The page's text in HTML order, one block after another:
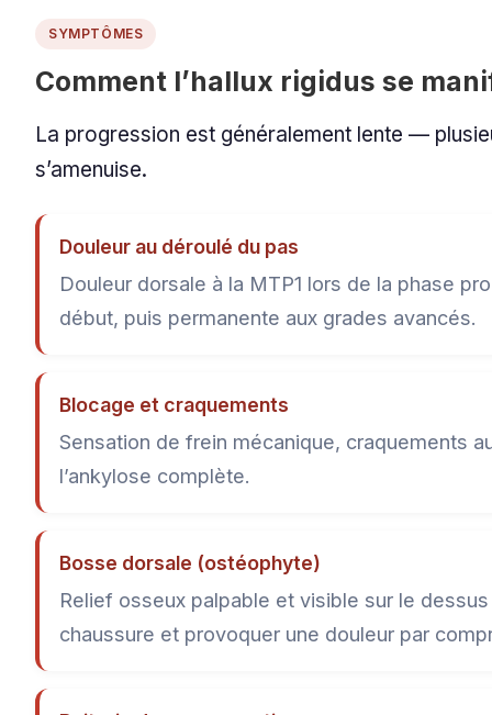
SYMPTÔMES
Comment l’hallux rigidus se
La progression est généralement lente —
s’amenuise.
Douleur au déroulé du pas
Douleur dorsale à la MTP1 lors de la phase
début, puis permanente aux grades avancés.
Blocage et craquements
Sensation de frein mécanique, craquements
l’ankylose complète.
Bosse dorsale (ostéophyte)
Relief osseux palpable et visible sur le
chaussure et provoquer une douleur par